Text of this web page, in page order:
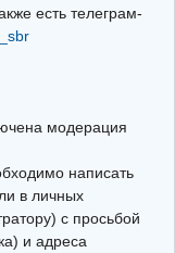
есть телеграм-
модерация
написать
в личных
с просьбой
и адреса